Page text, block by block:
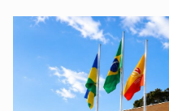
comunidade